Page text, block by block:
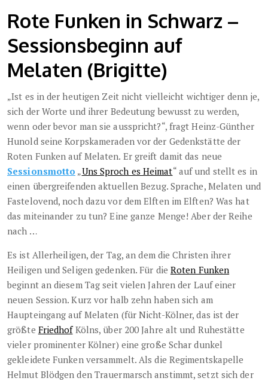
Rote Funken in Schwarz –
Sessionsbeginn auf
Melaten (Brigitte)
„Ist es in der heutigen Zeit nicht vielleicht wichtiger denn je,
sich der Worte und ihrer Bedeutung bewusst zu werden,
wenn oder bevor man sie ausspricht?“, fragt Heinz-Günther
Hunold seine Korpskameraden vor der Gedenkstätte der
Roten Funken auf Melaten. Er greift damit das neue
Sessionsmotto „Uns Sproch es Heimat“ auf und stellt es in
einen übergreifenden aktuellen Bezug. Sprache, Melaten und
Fastelovend, noch dazu vor dem Elften im Elften? Was hat
das miteinander zu tun? Eine ganze Menge! Aber der Reihe
nach …
Es ist Allerheiligen, der Tag, an dem die Christen ihrer
Heiligen und Seligen gedenken. Für die Roten Funken
beginnt an diesem Tag seit vielen Jahren der Lauf einer
neuen Session. Kurz vor halb zehn haben sich am
Haupteingang auf Melaten (für Nicht-Kölner, das ist der
größte FriedhofKölns, über 200 Jahre alt und Ruhestätte
vieler prominenter Kölner) eine große Schar dunkel
gekleidete Funken versammelt. Als die Regimentskapelle
Helmut Blödgen den Trauermarsch anstimmt, setzt sich der